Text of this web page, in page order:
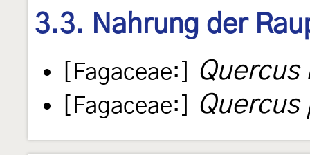
3.3. Nahrung der
[Fagaceae:] Quercus
[Fagaceae:] Quercus